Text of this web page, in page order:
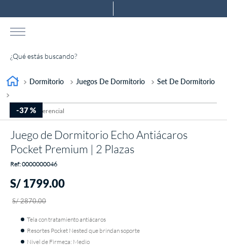
¿Qué estás buscando?
Dormitorio Juegos De Dormitorio Set De Dormitorio
-37 %
Juego de Dormitorio Echo Antiácaros
Pocket Premium | 2 Plazas
:0000000046
S/1799.00
S/2870.00
Tela con tratamiento antiácaros
Resortes Pocket Nested que brindan soporte
Nivel de Firmeza: Medio
TÉRMINOS MÁS BUSCADOS
colchones drimer
3.
ventus
4.
cromopedic
5.
tarima
6.
cabecera
7.
protector
actibio
fiamma